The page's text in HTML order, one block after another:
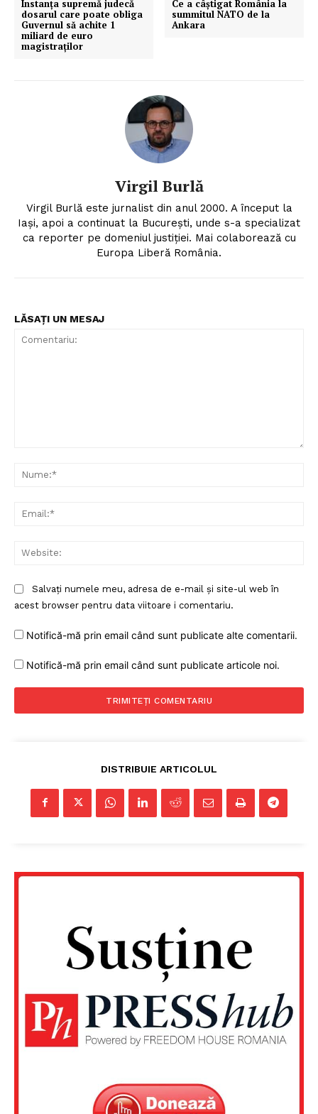
Un proiect
FREEDOM HOUSE ROMÂNIA
Instanța supremă judecă
dosarul care poate obliga
Guvernul să achite 1
miliard de euro
magistraților
Ce a câștigat România la
summitul NATO de la
Ankara
Virgil Burlă
Virgil Burlă este jurnalist din anul 2000. A început la
Iași, apoi a continuat la București, unde s-a specializat
ca reporter pe domeniul justiției. Mai colaborează cu
Europa Liberă România.
LĂSAȚI UN MESAJ
Salvați numele meu, adresa de e-mail și site-ul web în
acest browser pentru data viitoare i comentariu.
Notifică-mă prin email când sunt publicate alte comentarii.
Notifică-mă prin email când sunt publicate articole noi.
DISTRIBUIE ARTICOLUL